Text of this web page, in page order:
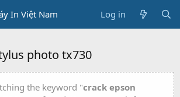
In Việt Nam Log in
photo tx730
the keyword "crack epson